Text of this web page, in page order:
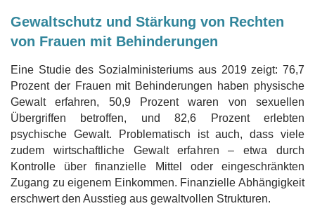
Gewaltschutz und Stärkung von Rechten
von Frauen mit Behinderungen
Eine Studie des Sozialministeriums aus 2019 zeigt: 76,7
Prozent der Frauen mit Behinderungen haben physische
Gewalt erfahren, 50,9 Prozent waren von sexuellen
Übergriffen betroffen, und 82,6 Prozent erlebten
psychische Gewalt. Problematisch ist auch, dass viele
zudem wirtschaftliche Gewalt erfahren – etwa durch
Kontrolle über finanzielle Mittel oder eingeschränkten
Zugang zu eigenem Einkommen. Finanzielle Abhängigkeit
erschwert den Ausstieg aus gewaltvollen Strukturen.